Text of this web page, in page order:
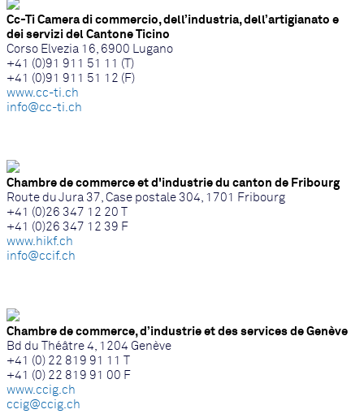
Cc-Ti Camera di commercio, dell’industria, dell’artigianato e
dei servizi del Cantone Ticino
Corso Elvezia 16, 6900 Lugano
+41 (0)91 911 51 11 (T)
+41 (0)91 911 51 12 (F)
www.cc-ti.ch
info@cc-ti.ch
Chambre de commerce et d'industrie du canton de Fribourg
Route du Jura 37, Case postale 304, 1701 Fribourg
+41 (0)26 347 12 20 T
+41 (0)26 347 12 39 F
www.hikf.ch
info@ccif.ch
Chambre de commerce, d’industrie et des services de Genève
Bd du Théâtre 4, 1204 Genève
+41 (0) 22 819 91 11 T
+41 (0) 22 819 91 00 F
www.ccig.ch
ccig@ccig.ch